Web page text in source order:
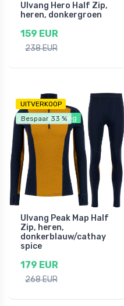
Ulvang Hero Half Zip,
heren, donkergroen
159 EUR
238 EUR
UITVERKOOP
Gratis bezorging
Bespaar 33 %
Ulvang Peak Map Half
Zip, heren,
donkerblauw/cathay
spice
179 EUR
268 EUR